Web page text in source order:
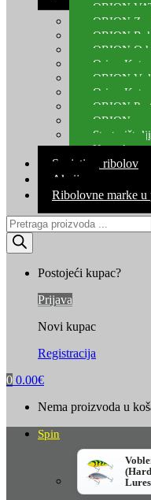
ORION
ORION
ORION
ORION
Orion
ORION
Orion
ORION
ORION
Start
Kontakt
Savjeti za ribolov
Akcija
Ribolovne marke u
Products
search
Postojeći kupac?
Prijava
Novi kupac
Registracija
0 0.00€
Nema proizvoda u
Spin
(Hard